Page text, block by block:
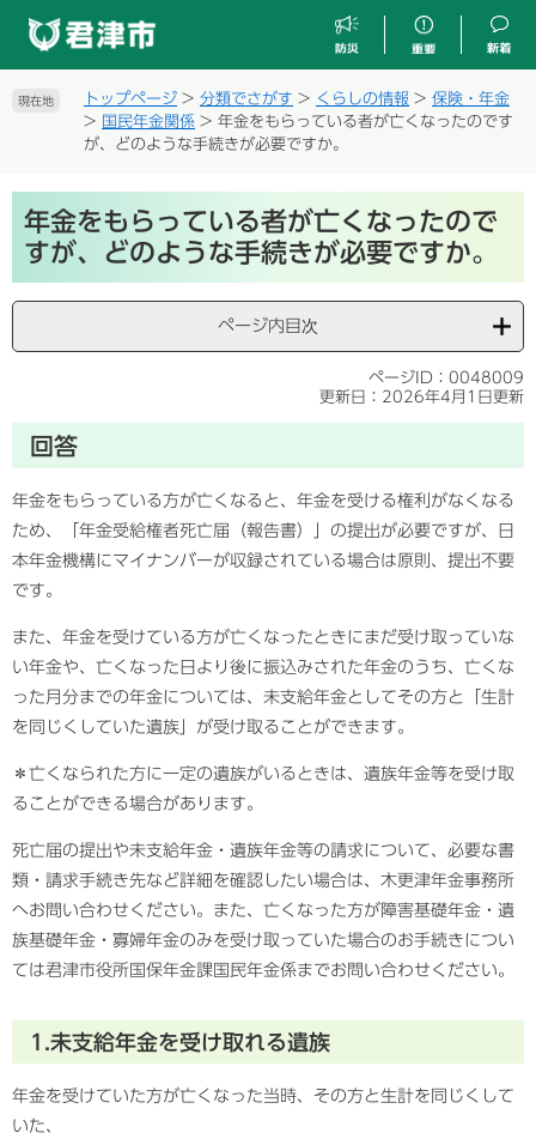
す
し
現在地 トップページ > 分類でさがす > くらしの情報 > 保険・年金
> 国民年金関係 > 年金をもらっている者が亡くなったのです
が、どのような手続きが必要ですか。
文年金をもらっている者が亡くなったので
すが、どのような手続きが必要ですか。
ページ内目次
ページID：0048009
更新日：2026年4月1日更新
回答
年金をもらっている方が亡くなると、年金を受ける権利がなくなる
ため、「年金受給権者死亡届（報告書）」の提出が必要ですが、日
本年金機構にマイナンバーが収録されている場合は原則、提出不要
です。
また、年金を受けている方が亡くなったときにまだ受け取っていな
い年金や、亡くなった日より後に振込みされた年金のうち、亡くな
った月分までの年金については、未支給年金としてその方と「生計
を同じくしていた遺族」が受け取ることができます。
＊亡くなられた方に一定の遺族がいるときは、遺族年金等を受け取
ることができる場合があります。
死亡届の提出や未支給年金・遺族年金等の請求について、必要な書
類・請求手続き先など詳細を確認したい場合は、木更津年金事務所
へお問い合わせください。また、亡くなった方が障害基礎年金・遺
族基礎年金・寡婦年金のみを受け取っていた場合のお手続きについ
ては君津市役所国保年金課国民年金係までお問い合わせください。
1.未支給年金を受け取れる遺族
年金を受けていた方が亡くなった当時、その方と生計を同じくして
いた、